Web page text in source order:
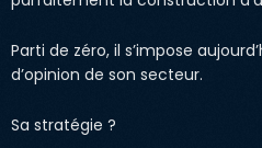
Parti de zéro, il s’impose
d’opinion de son secteur.
Sa stratégie ?